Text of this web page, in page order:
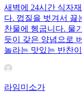
새벽에 24시간 식자
다. 껍질을 벗겨서 끓
찬물에 헹굽니다. 물
듯이 갖은 양념으로
놀라는 맛있는 반찬
라임미소가